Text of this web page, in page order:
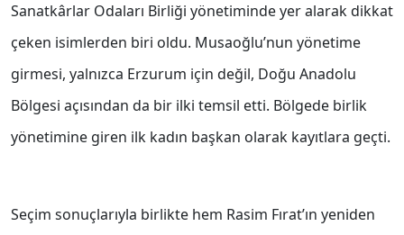
Sanatkârlar Odaları Birliği yönetiminde yer alarak dikkat
çeken isimlerden biri oldu. Musaoğlu’nun yönetime
girmesi, yalnızca Erzurum için değil, Doğu Anadolu
Bölgesi açısından da bir ilki temsil etti. Bölgede birlik
yönetimine giren ilk kadın başkan olarak kayıtlara geçti.
Seçim sonuçlarıyla birlikte hem Rasim Fırat’ın yeniden